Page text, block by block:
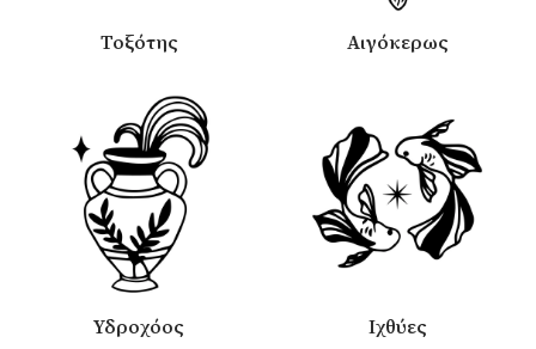
Τοξότης Αιγόκερως
Υδροχόος Ιχθύες